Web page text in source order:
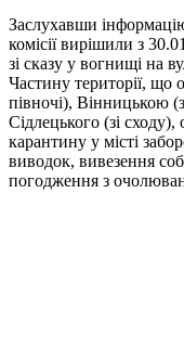
Заслухавши
комісії вирішили з
зі сказу у вогнищі на
Частину території, що
півночі), Вінницькою
Сідлецького (зі
карантину у місті
виводок, вивезення
погодження з